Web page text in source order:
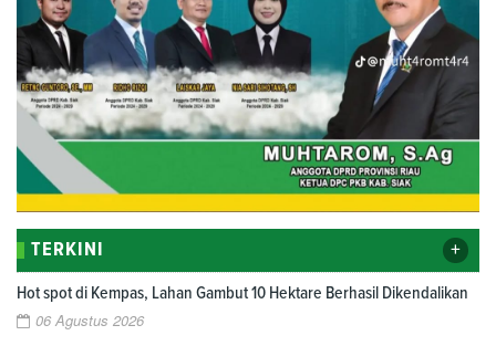
TERKINI +
Hot spot di Kempas, Lahan Gambut 10 Hektare Berhasil Dikendalikan
06 Agustus 2026